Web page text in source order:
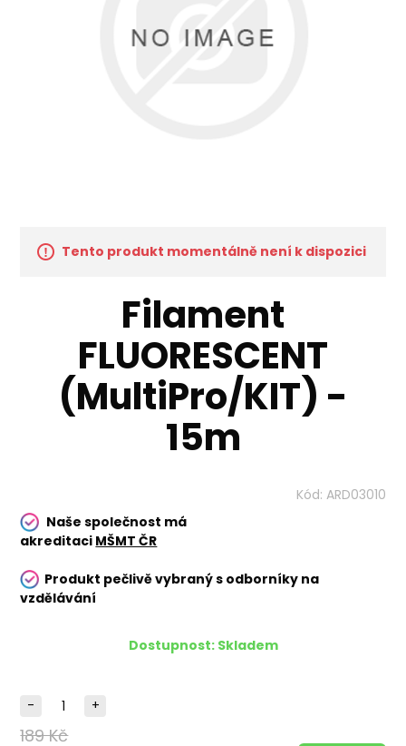
Tento produkt momentálně není k dispozici
Filament
FLUORESCENT
(MultiPro/KIT) -
15m
Kód: ARD03010
Naše společnost má
akreditaci MŠMT ČR
Produkt pečlivě vybraný s odborníky na
vzdělávání
Dostupnost: Skladem
189 Kč
- +